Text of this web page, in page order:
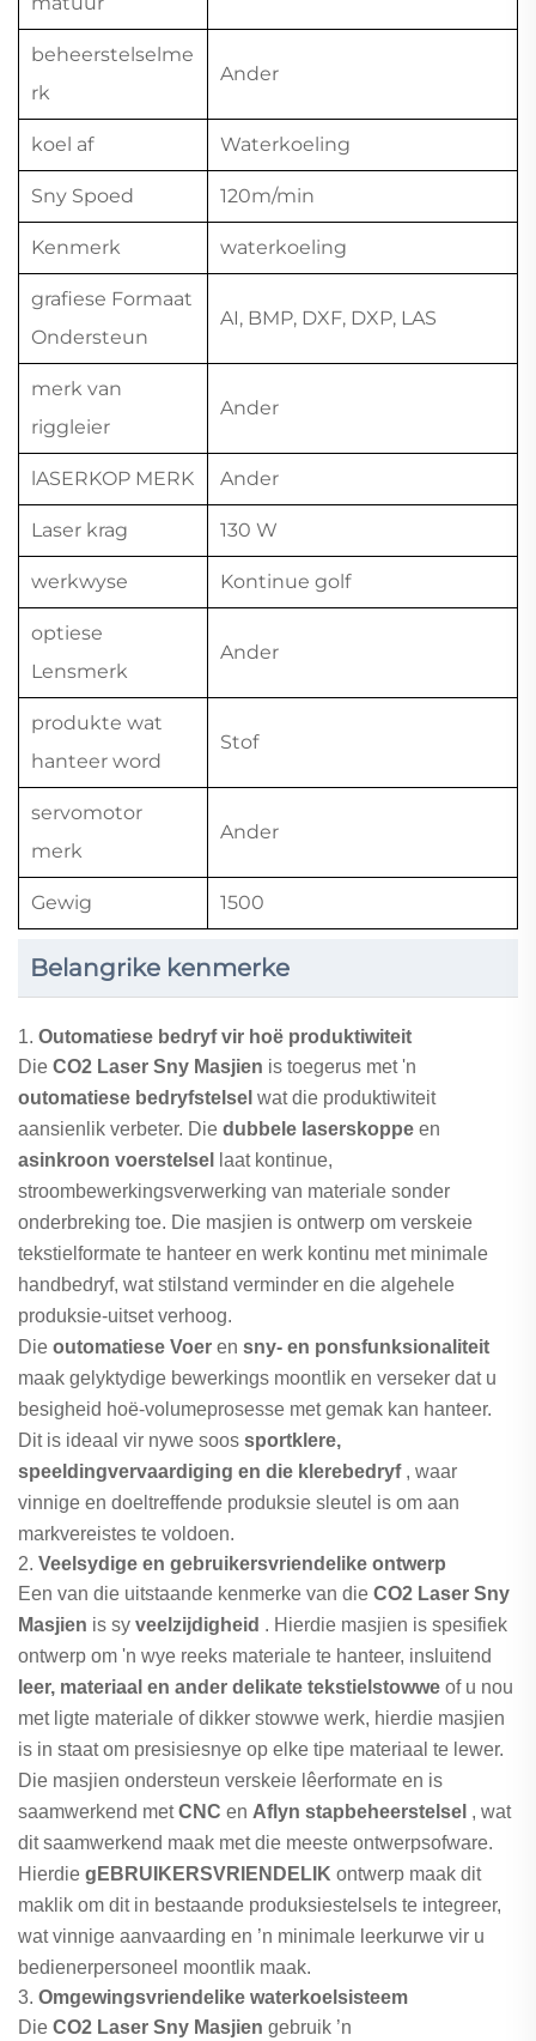
beheerstelselme
rk
Ander
koel af Waterkoeling
Sny Spoed 120m/min
Kenmerk waterkoeling
grafiese Formaat
Ondersteun
AI, BMP, DXF, DXP, LAS
merk van
riggleier
Ander
lASERKOP MERK Ander
Laser krag 130 W
werkwyse Kontinue golf
optiese
Lensmerk
Ander
produkte wat
hanteer word
Stof
servomotor
merk
Ander
Gewig 1500
Belangrike kenmerke
1. Outomatiese bedryf vir hoë produktiwiteit
Die CO2 Laser Sny Masjien is toegerus met 'n
outomatiese bedryfstelsel wat die produktiwiteit
aansienlik verbeter. Die dubbele laserskoppe en
asinkroon voerstelsel
laat kontinue,
stroombewerkingsverwerking van materiale sonder
onderbreking toe. Die masjien is ontwerp om verskeie
tekstielformate te hanteer en werk kontinu met minimale
handbedryf, wat stilstand verminder en die algehele
produksie-uitset verhoog.
Die outomatiese Voer en sny- en ponsfunksionaliteit
maak gelyktydige bewerkings moontlik en verseker dat u
besigheid hoë-volumeprosesse met gemak kan hanteer.
Dit is ideaal vir nywe soos sportklere,
speeldingvervaardiging en die klerebedryf , waar
vinnige en doeltreffende produksie sleutel is om aan
markvereistes te voldoen.
2. Veelsydige en gebruikersvriendelike ontwerp
Een van die uitstaande kenmerke van die CO2 Laser Sny
Masjien is sy veelzijdigheid . Hierdie masjien is spesifiek
ontwerp om 'n wye reeks materiale te hanteer, insluitend
leer, materiaal en ander delikate tekstielstowwe of u nou
met ligte materiale of dikker stowwe werk, hierdie masjien
is in staat om presisiesnye op elke tipe materiaal te lewer.
Die masjien ondersteun verskeie lêerformate en is
saamwerkend metCNC en Aflyn stapbeheerstelsel , wat
dit saamwerkend maak met die meeste ontwerpsofware.
Hierdie gEBRUIKERSVRIENDELIK ontwerp maak dit
maklik om dit in bestaande produksiestelsels te integreer,
wat vinnige aanvaarding en ’n minimale leerkurwe vir u
bedienerpersoneel moontlik maak.
3. Omgewingsvriendelike waterkoelsisteem
Die CO2 Laser Sny Masjien gebruik ’n